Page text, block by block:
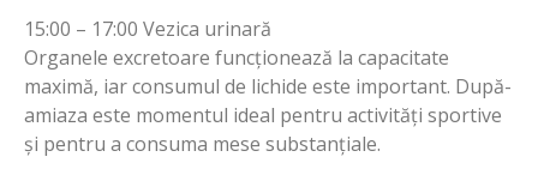
15:00 – 17:00 Vezica urinară
Organele excretoare funcționează la capacitate
maximă, iar consumul de lichide este important. După-
amiaza este momentul ideal pentru activități sportive
și pentru a consuma mese substanțiale.